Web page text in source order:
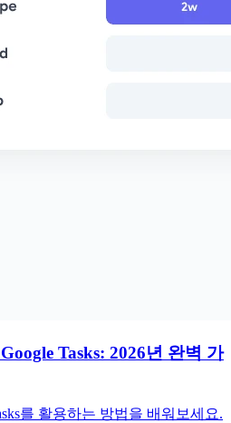
Tasks: 2026년 완벽 가
를 활용하는 방법을 배워보세요.